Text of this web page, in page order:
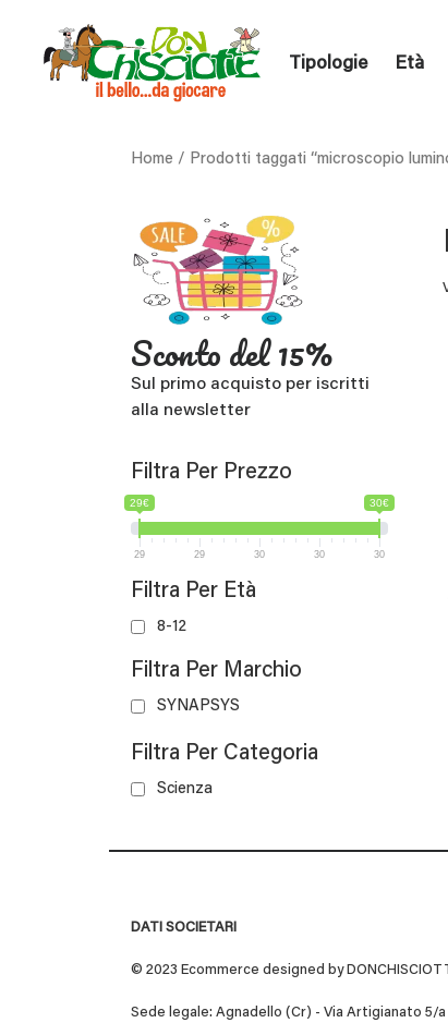
Tipologie Età
Home / Prodotti taggati “microscopio
Sconto del 15%
Sul primo acquisto per iscritti
alla newsletter
Filtra Per Prezzo
29€ 30€
29 29 30 30 30
Filtra Per Età
8-12
Filtra Per Marchio
SYNAPSYS
Filtra Per Categoria
Scienza
DATI SOCIETARI
© 2023 Ecommerce designed by
Sede legale: Agnadello (Cr) - Via Artigianato 5/a